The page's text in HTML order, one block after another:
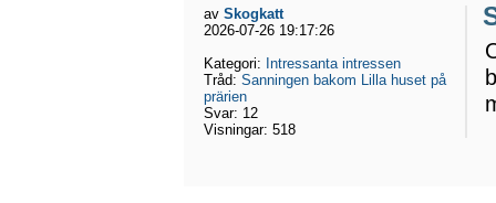
av Skogkatt
2026-07-26 19:17:26
Kategori: Intressanta intressen
Tråd: Sanningen bakom Lilla huset på
prärien
Svar: 12
Visningar: 518